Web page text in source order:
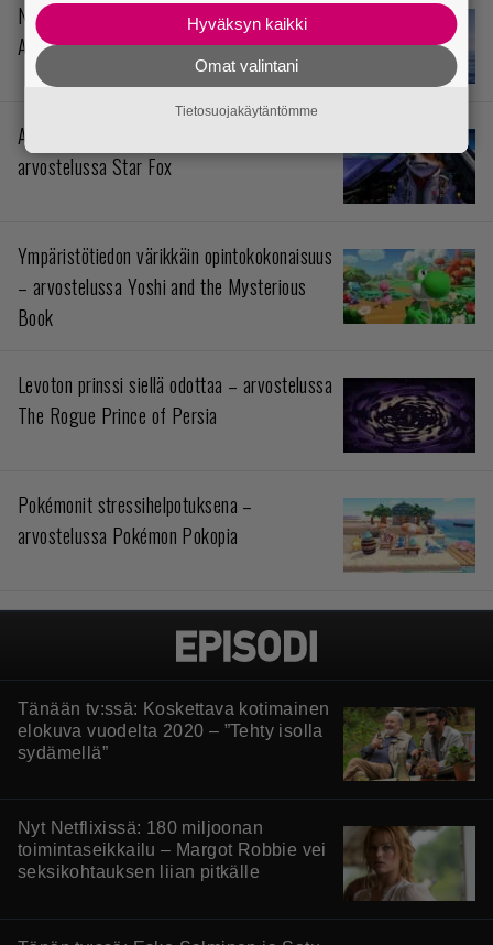
Nuori mies ja meri – arvostelussa
Assassin’s Creed Black Flag Resynced
Avaruusromua ilmakehän täydeltä –
arvostelussa Star Fox
Ympäristötiedon värikkäin opintokokonaisuus
– arvostelussa Yoshi and the Mysterious
Book
Levoton prinssi siellä odottaa – arvostelussa
The Rogue Prince of Persia
Pokémonit stressihelpotuksena –
arvostelussa Pokémon Pokopia
Tänään tv:ssä: Koskettava kotimainen
elokuva vuodelta 2020 – ”Tehty isolla
sydämellä”
Nyt Netflixissä: 180 miljoonan
toimintaseikkailu – Margot Robbie vei
seksikohtauksen liian pitkälle
Hyväksyn kaikki
Omat valintani
Tietosuojakäytäntömme